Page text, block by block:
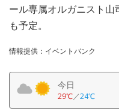
ール専属オルガニスト
も予定。
情報提供：イベントバンク
今日
29℃／24℃